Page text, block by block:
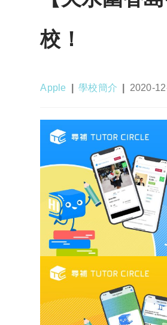
校！
Post
Apple
Post
學校簡介
Post
2020-